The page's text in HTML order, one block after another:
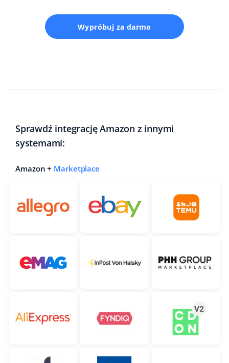
Wypróbuj za darmo
Sprawdź integrację Amazon z innymi
systemami:
Amazon + Marketplace